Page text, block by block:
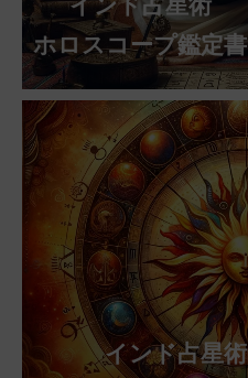
ホロスコープ鑑定書
インド占星術